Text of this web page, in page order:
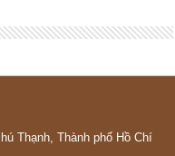
Thạnh, Thành phố Hồ Chí